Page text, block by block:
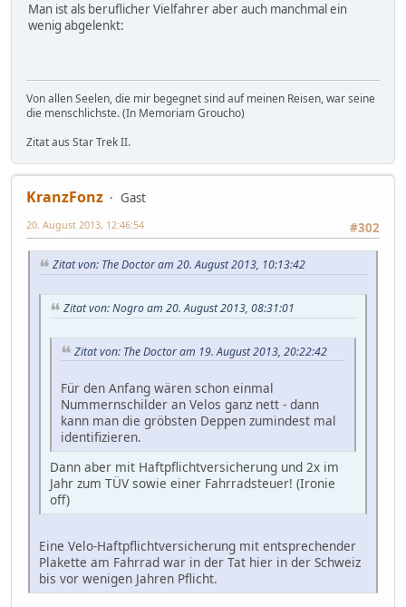
Man ist als beruflicher Vielfahrer aber auch manchmal ein
wenig abgelenkt:
Von allen Seelen, die mir begegnet sind auf meinen Reisen, war seine
die menschlichste. (In Memoriam Groucho)
Zitat aus Star Trek II.
KranzFonz
Gast
#302
20. August 2013, 12:46:54
Zitat von: The Doctor am 20. August 2013, 10:13:42
Zitat von: Nogro am 20. August 2013, 08:31:01
Zitat von: The Doctor am 19. August 2013, 20:22:42
Für den Anfang wären schon einmal
Nummernschilder an Velos ganz nett - dann
kann man die gröbsten Deppen zumindest mal
identifizieren.
Dann aber mit Haftpflichtversicherung und 2x im
Jahr zum TÜV sowie einer Fahrradsteuer! (Ironie
off)
Eine Velo-Haftpflichtversicherung mit entsprechender
Plakette am Fahrrad war in der Tat hier in der Schweiz
bis vor wenigen Jahren Pflicht.